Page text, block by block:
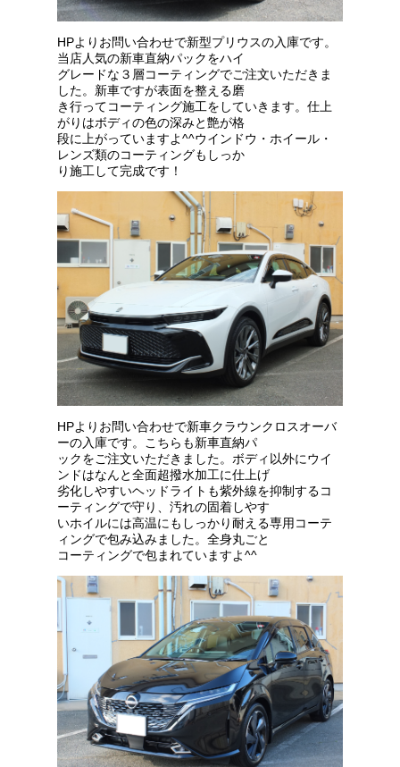
HPよりお問い合わせで新型プリウスの入庫です。
当店人気の新車直納パックをハイ
グレードな３層コーティングでご注文いただきま
した。新車ですが表面を整える磨
き行ってコーティング施工をしていきます。仕上
がりはボディの色の深みと艶が格
段に上がっていますよ^^ウインドウ・ホイール・
レンズ類のコーティングもしっか
り施工して完成です！
HPよりお問い合わせで新車クラウンクロスオーバ
ーの入庫です。こちらも新車直納パ
ックをご注文いただきました。ボディ以外にウイ
ンドはなんと全面超撥水加工に仕上げ
劣化しやすいヘッドライトも紫外線を抑制するコ
ーティングで守り、汚れの固着しやす
いホイルには高温にもしっかり耐える専用コーテ
ィングで包み込みました。全身丸ごと
コーティングで包まれていますよ^^